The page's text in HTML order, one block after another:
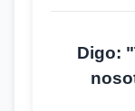
Digo: